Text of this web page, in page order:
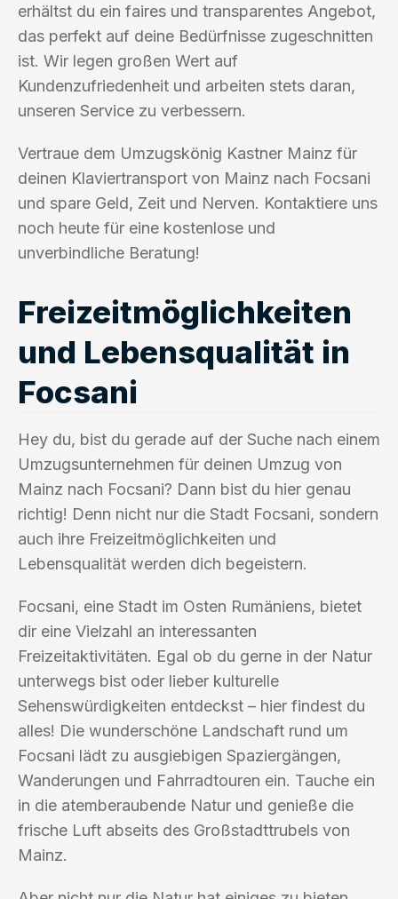
erhältst du ein faires und transparentes Angebot,
das perfekt auf deine Bedürfnisse zugeschnitten
ist. Wir legen großen Wert auf
Kundenzufriedenheit und arbeiten stets daran,
unseren Service zu verbessern.
Vertraue dem Umzugskönig Kastner Mainz für
deinen Klaviertransport von Mainz nach Focsani
und spare Geld, Zeit und Nerven. Kontaktiere uns
noch heute für eine kostenlose und
unverbindliche Beratung!
Freizeitmöglichkeiten
und Lebensqualität in
Focsani
Hey du, bist du gerade auf der Suche nach einem
Umzugsunternehmen für deinen Umzug von
Mainz nach Focsani? Dann bist du hier genau
richtig! Denn nicht nur die Stadt Focsani, sondern
auch ihre Freizeitmöglichkeiten und
Lebensqualität werden dich begeistern.
Focsani, eine Stadt im Osten Rumäniens, bietet
dir eine Vielzahl an interessanten
Freizeitaktivitäten. Egal ob du gerne in der Natur
unterwegs bist oder lieber kulturelle
Sehenswürdigkeiten entdeckst – hier findest du
alles! Die wunderschöne Landschaft rund um
Focsani lädt zu ausgiebigen Spaziergängen,
Wanderungen und Fahrradtouren ein. Tauche ein
in die atemberaubende Natur und genieße die
frische Luft abseits des Großstadttrubels von
Mainz.